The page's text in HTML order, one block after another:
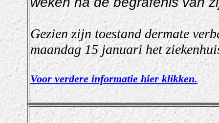
Gezien zijn toestand dermate
maandag 15 januari het
Voor verdere informatie hier klikken.